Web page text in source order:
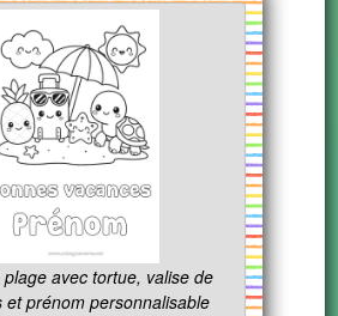
plage avec tortue, valise de
et prénom personnalisable